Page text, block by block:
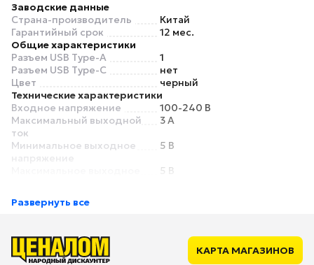
Заводские данные
Страна-производитель
Китай
Гарантийный срок
12 мес.
Общие характеристики
Разъем USB Type-A
1
Разъем USB Type-C
нет
Цвет
черный
Технические характеристики
Входное напряжение
100-240 В
Максимальный выходной
ток
3 А
Минимальное выходное
5 В
5 В
Выход на порт USB Type-C
Зарядка ноутбуков
Быстрая зарядка
Стандарт быстрой
Qualcomm Quick Charge 3.0
Развернуть все
КАРТА МАГАЗИНОВ